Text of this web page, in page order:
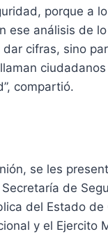
porque a
ese análisis de
dar cifras, sino
compartió.
se les
de
del Estado
y el Ejercito